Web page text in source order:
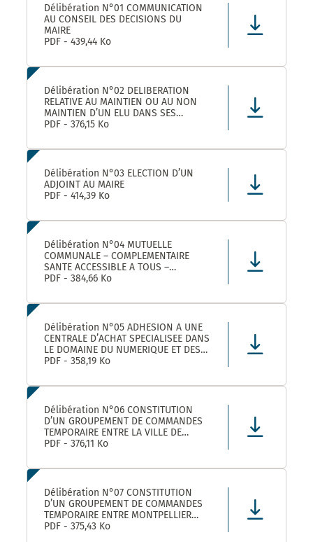
Délibération N°01 COMMUNICATION
AU CONSEIL DES DECISIONS DU
MAIRE
PDF - 439,44 Ko
Délibération N°02 DELIBERATION
RELATIVE AU MAINTIEN OU AU NON
MAINTIEN D’UN ELU DANS SES
FONCTIONS D’ADJOINT AU MAIRE
PDF - 376,15 Ko
Délibération N°03 ELECTION D’UN
ADJOINT AU MAIRE
PDF - 414,39 Ko
Délibération N°04 MUTUELLE
COMMUNALE – COMPLEMENTAIRE
SANTE ACCESSIBLE A TOUS –
CONVENTION DE PARTENARIAT AVEC
APPROBATION ET AUTORISATION DE
PDF - 384,66 Ko
Délibération N°05 ADHESION A UNE
CENTRALE D’ACHAT SPECIALISEE DANS
LE DOMAINE DU NUMERIQUE ET DES
TELECOMS DENOMMEE « CANUT »
PDF - 358,19 Ko
Délibération N°06 CONSTITUTION
D’UN GROUPEMENT DE COMMANDES
TEMPORAIRE ENTRE LA VILLE DE
MONTPELLIER, LA COMMUNE DE
AUTRES ACHETEURS PUBLICS POUR
ADMINISTRATIVES DE BUREAU –
ADHÉSION AU GROUPEMENT DE CO
PDF - 376,11 Ko
Délibération N°07 CONSTITUTION
D’UN GROUPEMENT DE COMMANDES
TEMPORAIRE ENTRE MONTPELLIER
MEDITERRANEE METROPOLE, LA VILLE
PDF - 375,43 Ko